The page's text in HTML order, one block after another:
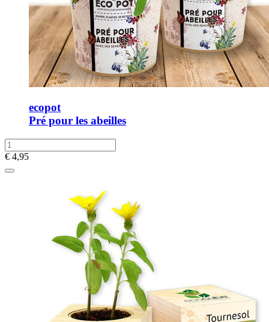
ecopot
Pré pour les abeilles
€ 4,95